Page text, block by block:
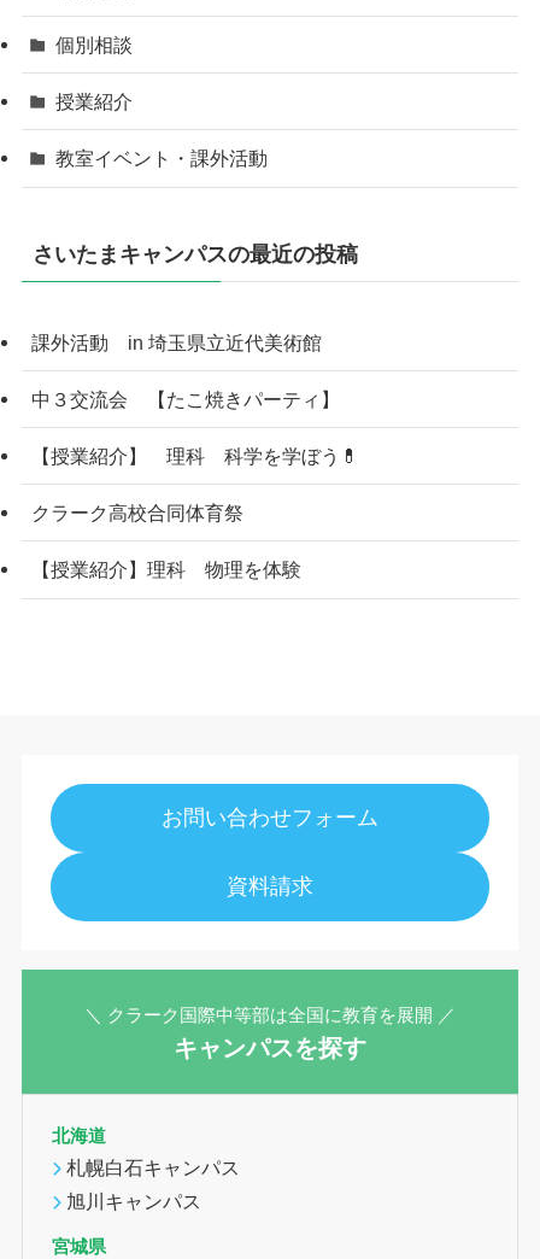
個別相談
授業紹介
教室イベント・課外活動
さいたまキャンパスの最近の投稿
課外活動 in 埼玉県立近代美術館
中３交流会 【たこ焼きパーティ】
【授業紹介】 理科 科学を学ぼう💊
クラーク高校合同体育祭
【授業紹介】理科 物理を体験
お問い合わせフォーム
資料請求
＼ クラーク国際中等部は全国に教育を展開 ／
キャンパスを探す
北海道
札幌白石キャンパス
旭川キャンパス
宮城県